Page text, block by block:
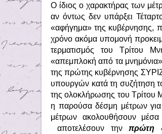
Ο ίδιος ο χαρακτήρας των
αν όντως δεν υπάρξει
«αφήγημα» της κυβέρνησης,
χρόνο ακόμα υπομονή
τερματισμός του Τρίτου
«απεμπλοκή από τα μνημόνια»
της πρώτης κυβέρνησης
υπουργών κατά τη συζήτηση
της ολοκλήρωσης του Τρίτου
η παρούσα δέσμη μέτρων
μέτρων ακολουθήσουν
αποτελέσουν την πρώτη